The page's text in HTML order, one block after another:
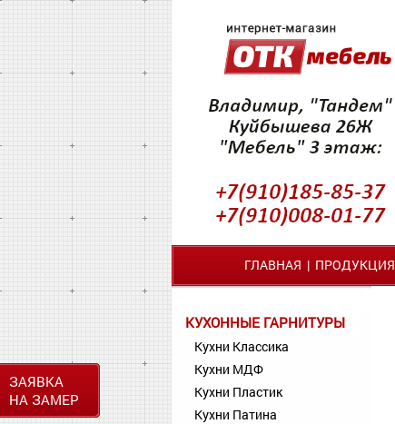
ЗАЯВКА
НА ЗАМЕР
ГЛАВНАЯ | ПРОДУКЦИЯ
КУХОННЫЕ ГАРНИТУРЫ
Кухни Классика
Кухни МДФ
Кухни Пластик
Кухни Патина